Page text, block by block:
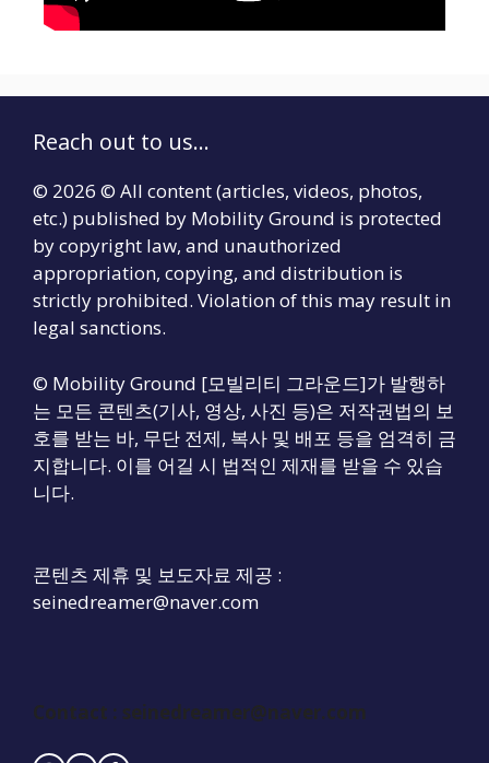
Reach out to us...
© 2026 © All content (articles, videos, photos,
etc.) published by Mobility Ground is protected
by copyright law, and unauthorized
appropriation, copying, and distribution is
strictly prohibited. Violation of this may result in
legal sanctions.
© Mobility Ground [모빌리티 그라운드]가 발행하
는 모든 콘텐츠(기사, 영상, 사진 등)은 저작권법의 보
호를 받는 바, 무단 전제, 복사 및 배포 등을 엄격히 금
지합니다. 이를 어길 시 법적인 제재를 받을 수 있습
니다.
콘텐츠 제휴 및 보도자료 제공 :
seinedreamer@naver.com
Contact : seinedreamer@naver.com